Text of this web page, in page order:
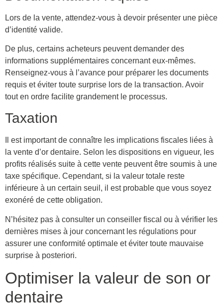
Lors de la vente, attendez-vous à devoir présenter une pièce
d’identité valide.
De plus, certains acheteurs peuvent demander des
informations supplémentaires concernant eux-mêmes.
Renseignez-vous à l’avance pour préparer les documents
requis et éviter toute surprise lors de la transaction. Avoir
tout en ordre facilite grandement le processus.
Taxation
Il est important de connaître les implications fiscales liées à
la vente d’or dentaire. Selon les dispositions en vigueur, les
profits réalisés suite à cette vente peuvent être soumis à une
taxe spécifique. Cependant, si la valeur totale reste
inférieure à un certain seuil, il est probable que vous soyez
exonéré de cette obligation.
N’hésitez pas à consulter un conseiller fiscal ou à vérifier les
dernières mises à jour concernant les régulations pour
assurer une conformité optimale et éviter toute mauvaise
surprise à posteriori.
Optimiser la valeur de son or
dentaire